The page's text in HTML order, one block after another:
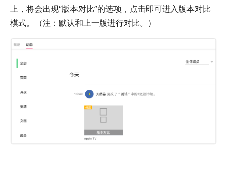
上，将会出现“版本对比”的选项，点击即可进入版本对比
模式。（注：默认和上一版进行对比。）